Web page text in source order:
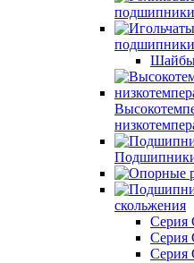
подшипники
подшипники
Шайбы
скольжения
Серия
Серия
Серия